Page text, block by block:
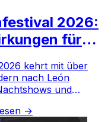
2026:
für
kehrt mit über
nach León
und
→